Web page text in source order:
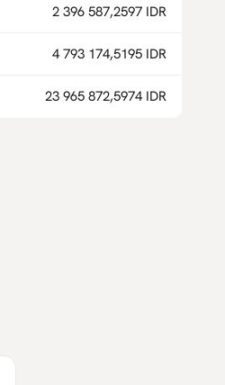
2 396 587,2597 IDR
4 793 174,5195 IDR
23 965 872,5974 IDR